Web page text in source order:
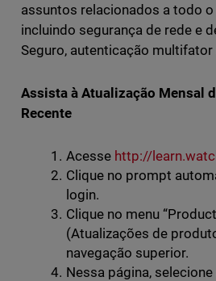
assuntos relacionados a todo
incluindo segurança de rede e
Seguro, autenticação
Assista à Atualização Mensal
Recente
Acesse http://
Clique no prompt
login.
Clique no menu
(Atualizações de
navegação superior.
Nessa página,